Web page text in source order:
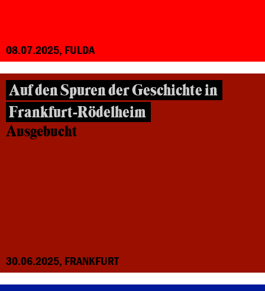
08.07.2025, FULDA
Auf den Spuren der Geschichte in
Frankfurt-Rödelheim
Ausgebucht
30.06.2025, FRANKFURT